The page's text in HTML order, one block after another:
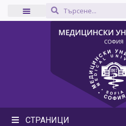
СТРАНИЦИ